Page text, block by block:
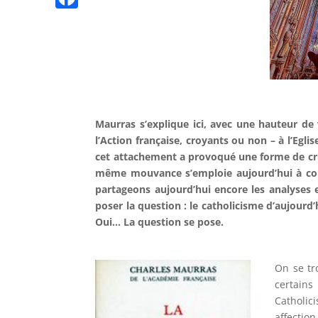
Maurras s’explique ici, avec une hauteur
l’Action française, croyants ou non – à
cet attachement a provoqué une forme de
même mouvance s’emploie aujourd’hui à
partageons aujourd’hui encore les
poser la question : le catholicisme
Oui… La question se pose.
On se
p
l